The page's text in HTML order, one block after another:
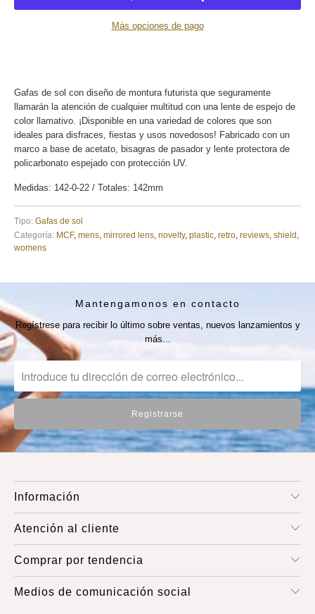
Más opciones de pago
Gafas de sol con diseño de montura futurista que seguramente
llamarán la atención de cualquier multitud con una lente de espejo de
color llamativo. ¡Disponible en una variedad de colores que son
ideales para disfraces, fiestas y usos novedosos! Fabricado con un
marco a base de acetato, bisagras de pasador y lente protectora de
policarbonato espejado con protección UV.
Medidas: 142-0-22 / Totales: 142mm
Tipo: Gafas de sol
Categoría: MCF, mens mirrored lens novelty, plastic retro reviews shield
womens
Mantengamonos en contacto
Regístrese para recibir lo último sobre ventas, nuevos lanzamientos y
más...
Información
Atención al cliente
Comprar por tendencia
Medios de comunicación social